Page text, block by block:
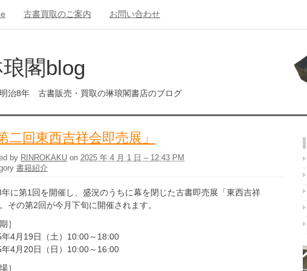
古書買取のご案内 お問い合わせ
閣blog
治8年 古書販売・買取の琳琅閣書店のブログ
二回東西吉祥会即売展」
by RINROKAKU on 2025 年 4 月 1 日 – 12:43 PM
書籍紹介
年に第1回を開催し、盛況のうちに幕を閉じた古書即売展「東西吉祥
その第2回が今月下旬に開催されます。
］
年4月19日（土）10:00～18:00
年4月20日（日）10:00～16:00
］